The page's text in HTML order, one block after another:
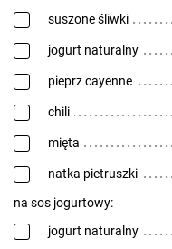
suszone śliwki
jogurt naturalny
pieprz cayenne
chili
mięta
natka pietruszki
na sos jogurtowy:
jogurt naturalny